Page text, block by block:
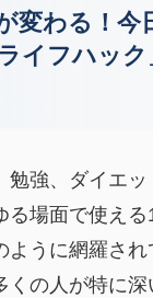
変わる！今
イフハッ
勉強、ダイエ
る場面で使え
ように網羅さ
くの人が特に